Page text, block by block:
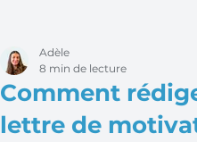
Comment
lettre de
Adèle
8 min de lecture